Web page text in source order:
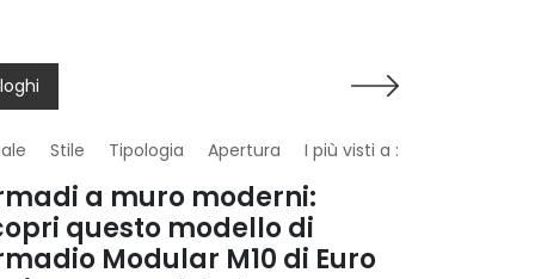
Stile Tipologia Apertura I più visti a :
a muro moderni:
questo modello di
Modular M10 di Euro